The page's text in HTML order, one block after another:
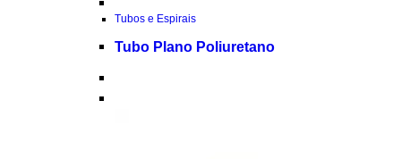
Tubos e Espirais
Tubo Plano Poliuretano